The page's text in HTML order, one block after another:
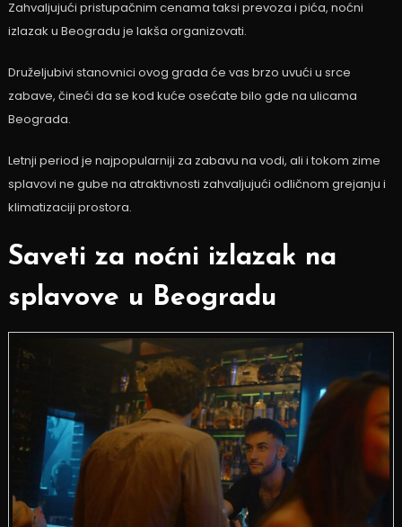
Zahvaljujući pristupačnim cenama taksi prevoza i pića, noćni
izlazak u Beogradu je lakša organizovati.
Druželjubivi stanovnici ovog grada će vas brzo uvući u srce
zabave, čineći da se kod kuće osećate bilo gde na ulicama
Beograda.
Letnji period je najpopularniji za zabavu na vodi, ali i tokom zime
splavovi ne gube na atraktivnosti zahvaljujući odličnom grejanju i
klimatizaciji prostora.
Saveti za noćni izlazak na
splavove u Beogradu